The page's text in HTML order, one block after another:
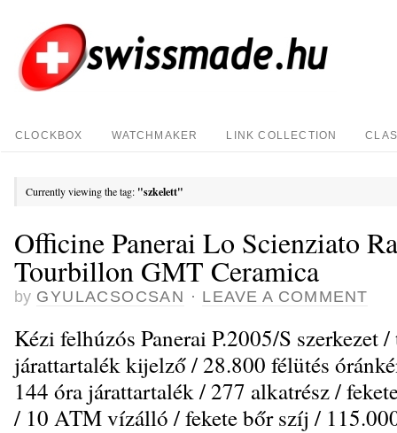
CLOCKBOX WATCHMAKER LINK COLLECTION
Currently viewing the tag: "szkelett"
Officine Panerai Lo Scienziato
Tourbillon GMT Ceramica
by GYULACSOCSAN · LEAVE A COMMENT
Kézi felhúzós Panerai P.2005/S
járattartalék kijelző / 28.800 félütés
144 óra járattartalék / 277 alkatrész /
/ 10 ATM vízálló / fekete bőr szíj /